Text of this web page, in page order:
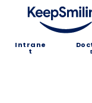
Intrane
t